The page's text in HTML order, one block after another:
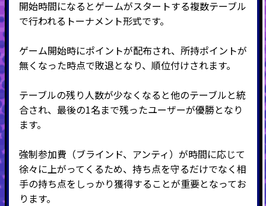
開始時間になるとゲームがスタートする複数テーブル
で行われるトーナメント形式です。
ゲーム開始時にポイントが配布され、所持ポイントが
無くなった時点で敗退となり、順位付けされます。
テーブルの残り人数が少なくなると他のテーブルと統
合され、最後の1名まで残ったユーザーが優勝となり
ます。
強制参加費（ブラインド、アンティ）が時間に応じて
徐々に上がってくるため、持ち点を守るだけでなく相
手の持ち点をしっかり獲得することが重要となってお
ります。